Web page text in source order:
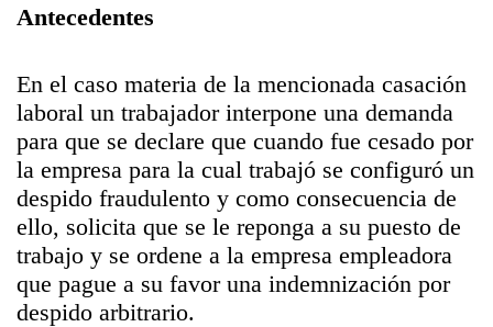
Antecedentes
En el caso materia de la mencionada casación
laboral un trabajador interpone una demanda
para que se declare que cuando fue cesado por
la empresa para la cual trabajó se configuró un
despido fraudulento y como consecuencia de
ello, solicita que se le reponga a su puesto de
trabajo y se ordene a la empresa empleadora
que pague a su favor una indemnización por
despido arbitrario.